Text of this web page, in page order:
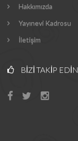
Hakkımızda
Yayınevi Kadrosu
İletişim
BIZI TAKIP EDIN